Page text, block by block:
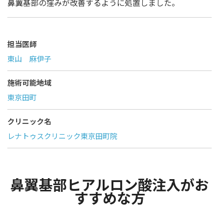
名古屋
鼻翼基部の窪みが改善するように処置しました。
担当医師
東山 麻伊子
施術可能地域
東京田町
クリニック名
レナトゥスクリニック東京田町院
鼻翼基部ヒアルロン酸注入がお
すすめな方